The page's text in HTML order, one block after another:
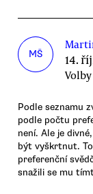
MŠ 14.
Podle seznamu
podle počtu
není. Ale je
být vyškrtnut.
preferenční
snažili se mu